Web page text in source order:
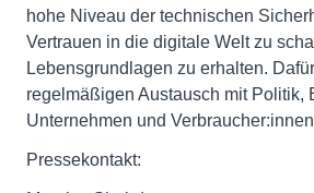
hohe Niveau der technischen
Vertrauen in die digitale Welt zu
Lebensgrundlagen zu erhalten.
regelmäßigen Austausch mit Politik,
Unternehmen und
Pressekontakt: